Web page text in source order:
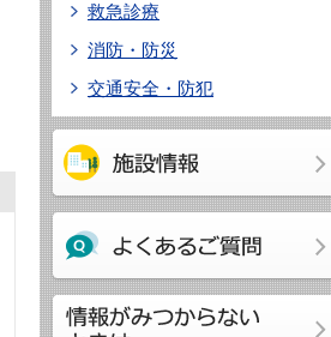
救急診療
消防・防災
交通安全・防犯